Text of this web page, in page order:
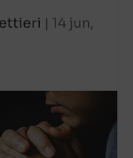
| 14 jun,